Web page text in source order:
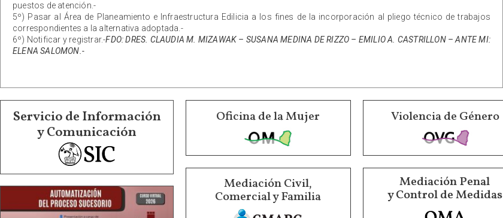
puestos de atención.-
5º) Pasar al Área de Planeamiento e Infraestructura Edilicia a los fines de la incorporación al pliego técnico de trabajos
correspondientes a la alternativa adoptada.-
6º) Notificar y registrar.-FDO: DRES. CLAUDIA M. MIZAWAK – SUSANA MEDINA DE RIZZO – EMILIO A. CASTRILLON – ANTE MI:
ELENA SALOMON.-
Servicio de Información
y Comunicación
Oficina de la Mujer Violencia de Género
Mediación Civil,
Comercial y Familia
Mediación Penal
y Control de Medidas